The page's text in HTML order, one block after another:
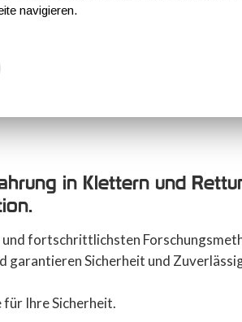
in Klettern und
fortschrittlichsten
garantieren Sicherheit und
Ihre Sicherheit.
navigieren.